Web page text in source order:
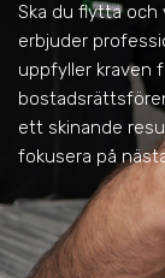
Ska du flytta och
erbjuder
uppfyller kraven
ett skinande
fokusera på